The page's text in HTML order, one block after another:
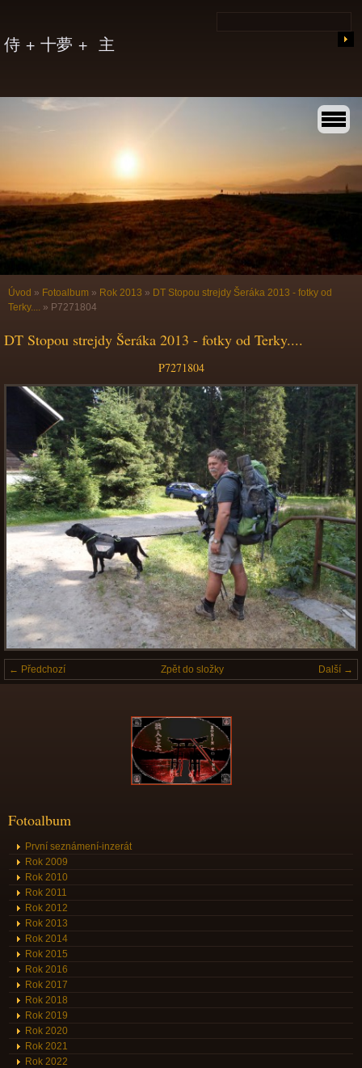
侍 + 十夢 + 主
Úvod » Fotoalbum » Rok 2013 » DT Stopou strejdy Šeráka 2013 - fotky od
Terky.... » P7271804
DT Stopou strejdy Šeráka 2013 - fotky od Terky....
P7271804
← Předchozí Další →
Zpět do složky
Fotoalbum
První seznámení-inzerát
Rok 2009
Rok 2010
Rok 2011
Rok 2012
Rok 2013
Rok 2014
Rok 2015
Rok 2016
Rok 2017
Rok 2018
Rok 2019
Rok 2020
Rok 2021
Rok 2022